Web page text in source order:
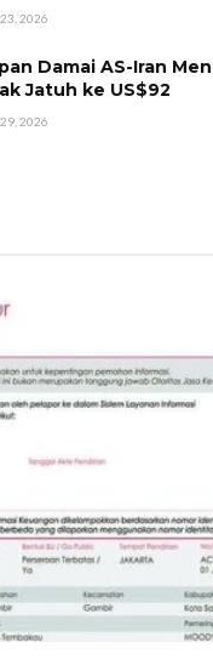
2026
Damai AS-Iran
Jatuh ke US$92
2026